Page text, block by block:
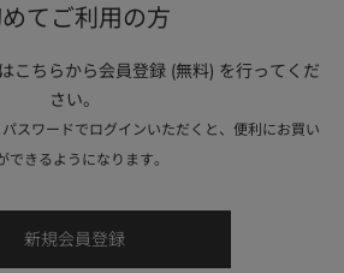
てご利用の方
こちらから会員登録 (無料) を行ってくだ
さい。
スワードでログインいただくと、便利にお買い
できるようになります。